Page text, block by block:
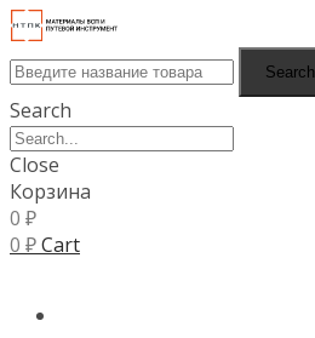
Search
Search
Close
Корзина
0 ₽
0 ₽Cart